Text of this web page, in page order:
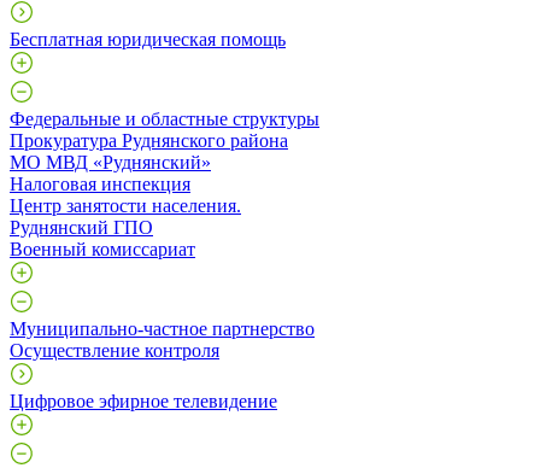
Бесплатная юридическая помощь
Федеральные и областные структуры
Прокуратура Руднянского района
МО МВД «Руднянский»
Налоговая инспекция
Центр занятости населения.
Руднянский ГПО
Военный комиссариат
Муниципально-частное партнерство
Осуществление контроля
Цифровое эфирное телевидение